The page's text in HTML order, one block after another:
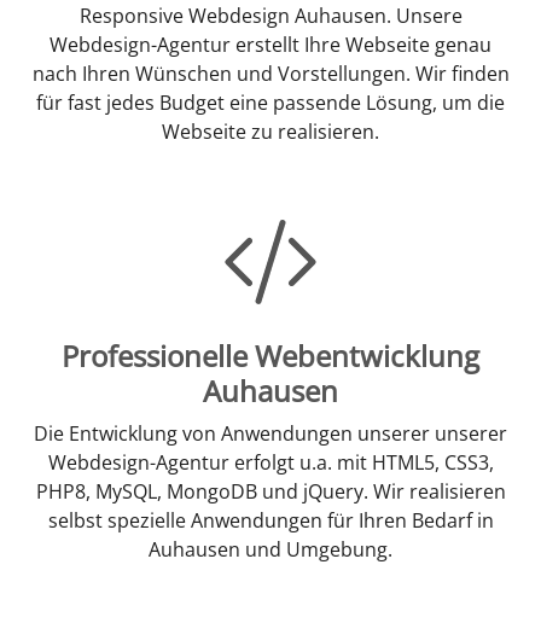
Responsive Webdesign Auhausen. Unsere
Webdesign-Agentur erstellt Ihre Webseite genau
nach Ihren Wünschen und Vorstellungen. Wir finden
für fast jedes Budget eine passende Lösung, um die
Webseite zu realisieren.
Professionelle Webentwicklung
Auhausen
Die Entwicklung von Anwendungen unserer unserer
Webdesign-Agentur erfolgt u.a. mit HTML5, CSS3,
PHP8, MySQL, MongoDB und jQuery. Wir realisieren
selbst spezielle Anwendungen für Ihren Bedarf in
Auhausen und Umgebung.